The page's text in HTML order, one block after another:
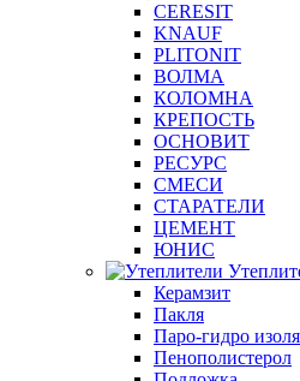
CERESIT
KNAUF
PLITONIT
ВОЛМА
КОЛОМНА
КРЕПОСТЬ
ОСНОВИТ
РЕСУРС
СМЕСИ
СТАРАТЕЛИ
ЦЕМЕНТ
ЮНИС
Керамзит
Пакля
Паро-гидро
Пенополистерол